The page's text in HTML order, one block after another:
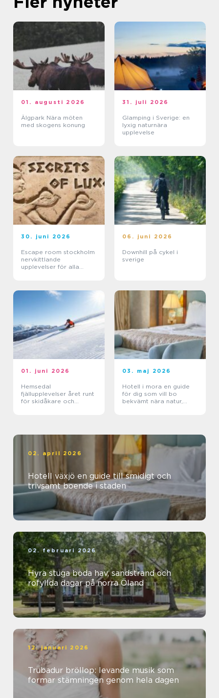
01. augusti 2026
Älgpark Nära möten
med skogens konung
31. juli 2026
Glamping i Sverige: en
lyxig naturnära
upplevelse
30. juni 2026
Escape room stockholm
nervkittlande
upplevelser för alla
06. juni 2026
Downhill på cykel i
sverige
01. juni 2026
Hemsedal
fjällupplevelser året runt
för skidåkare och
03. maj 2026
Hotell i mora en guide
för dig som vill bo
bekvämt nära natur,
02. april 2026
Hotell växjö en guide till smidigt och
trivsamt boende i staden
02. februari 2026
Hyra stuga böda hav, sandstrand och
rofyllda dagar på norra Öland
12. januari 2026
Trubadur bröllop: levande musik som
formar stämningen genom hela dagen